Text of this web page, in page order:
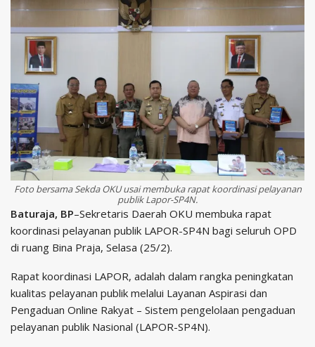
Foto bersama Sekda OKU usai membuka rapat koordinasi pelayanan
publik Lapor-SP4N.
Baturaja, BP–Sekretaris Daerah OKU membuka rapat
koordinasi pelayanan publik LAPOR-SP4N bagi seluruh OPD
di ruang Bina Praja, Selasa (25/2).
Rapat koordinasi LAPOR, adalah dalam rangka peningkatan
kualitas pelayanan publik melalui Layanan Aspirasi dan
Pengaduan Online Rakyat – Sistem pengelolaan pengaduan
pelayanan publik Nasional (LAPOR-SP4N).